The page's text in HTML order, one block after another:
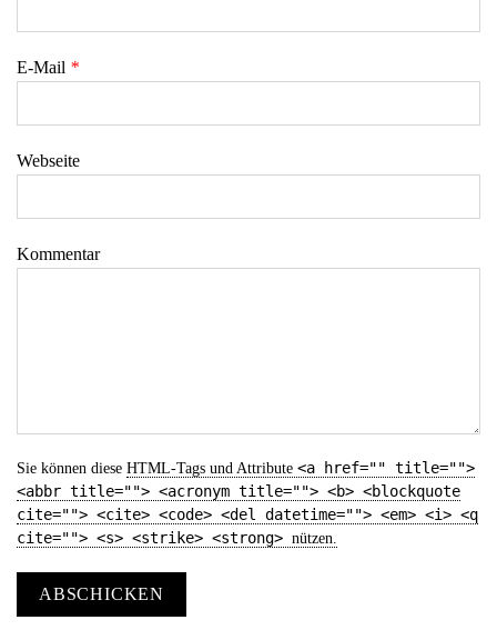
E-Mail *
Webseite
Kommentar
Sie können diese HTML-Tags und Attribute <a href="" title="">
<abbr title=""> <acronym title=""> <b> <blockquote
cite=""> <cite> <code> <del datetime=""> <em> <i> <q
cite=""> <s> <strike> <strong> nützen.
ABSCHICKEN